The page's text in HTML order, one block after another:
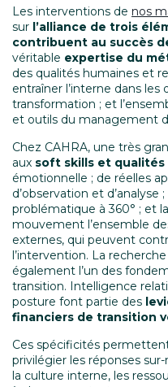
Les interventions de nos
sur l’alliance de trois
contribuent au succès
véritable expertise du
des qualités humaines et
entraîner l’interne dans les
transformation ; et
et outils du management
Chez CAHRA, une très
aux soft skills et qualités
émotionnelle ; de réelles
d’observation et
problématique à 360° ; et
mouvement l’ensemble
externes, qui peuvent
l’intervention. La
également l’un des
transition. Intelligence
posture font partie des
financiers de transition
Ces spécificités
privilégier les réponses
la culture interne, les